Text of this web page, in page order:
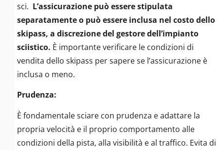
sci. L’assicurazione può essere stipulata
separatamente o può essere inclusa nel costo dello
skipass, a discrezione del gestore dell’impianto
sciistico. È importante verificare le condizioni di
vendita dello skipass per sapere se l’assicurazione è
inclusa o meno.
Prudenza:
È fondamentale sciare con prudenza e adattare la
propria velocità e il proprio comportamento alle
condizioni della pista, alla visibilità e al traffico. Evita di